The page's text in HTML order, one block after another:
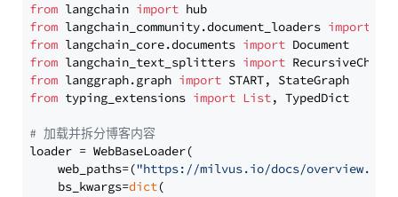
from langchain import
from langchain_community.document_loaders import
from langchain_core.documents import
from langchain_text_splitters import
from langgraph.graph import
from typing_extensions import List, TypedDict
# 加载并拆分博客内容
loader = WebBaseLoader(
    web_paths=(
"https://milvus.io/docs/overview.md"
    bs_kwargs=
dict(